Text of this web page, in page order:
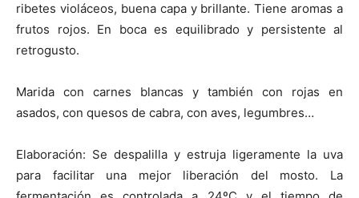
ribetes violáceos, buena capa y brillante. Tiene aromas a
frutos rojos. En boca es equilibrado y persistente al
retrogusto.
Marida con carnes blancas y también con rojas en
asados, con quesos de cabra, con aves, legumbres…
Elaboración: Se despalilla y estruja ligeramente la uva
para facilitar una mejor liberación del mosto. La